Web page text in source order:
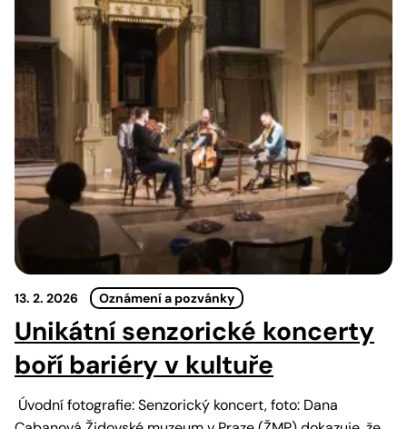
13. 2. 2026 Oznámení a pozvánky
Unikátní senzorické koncerty
boří bariéry v kultuře
Úvodní fotografie: Senzorický koncert, foto: Dana